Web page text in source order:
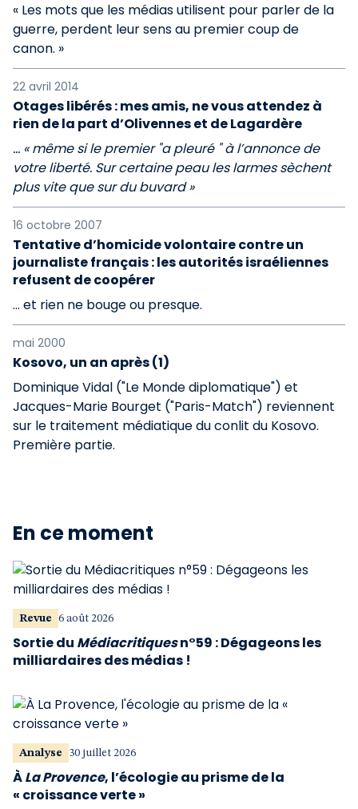
« Les mots que les médias utilisent pour parler de la
guerre, perdent leur sens au premier coup de
canon. »
22 avril 2014
Otages libérés : mes amis, ne vous attendez à
rien de la part d’Olivennes et de Lagardère
… « même si le premier "a pleuré " à l’annonce de
votre liberté. Sur certaine peau les larmes sèchent
plus vite que sur du buvard »
16 octobre 2007
Tentative d’homicide volontaire contre un
journaliste français : les autorités israéliennes
refusent de coopérer
… et rien ne bouge ou presque.
mai 2000
Kosovo, un an après (1)
Dominique Vidal ("Le Monde diplomatique") et
Jacques-Marie Bourget ("Paris-Match") reviennent
sur le traitement médiatique du conlit du Kosovo.
Première partie.
En ce moment
Revue 6 août 2026
Sortie du Médiacritiquesn°59 : Dégageons les
milliardaires des médias !
Analyse 30 juillet 2026
ÀLa Provence, l’écologie au prisme de la
« croissance verte »